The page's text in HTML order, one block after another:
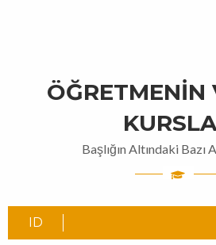
ÖĞRETMENIN
Başlığın Altındaki Bazı
ID